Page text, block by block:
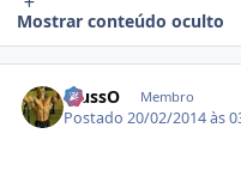
Mostrar conteúdo oculto
.RussO Membro
Postado20/02/2014 às